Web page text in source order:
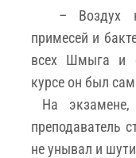
– Воздух
примесей и
всех Шмыга и
курсе он был
На
преподаватель
не унывал и